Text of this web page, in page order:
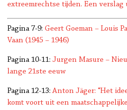
extreemrechtse tijden. Een verslag
Pagina 7-9: Geert Goeman – Louis
Vaan (1945 – 1946)
Pagina 10-11: Jurgen Masure –
lange 21ste eeuw
Pagina 12-13:Anton Jäger: “Het
komt voort uit een